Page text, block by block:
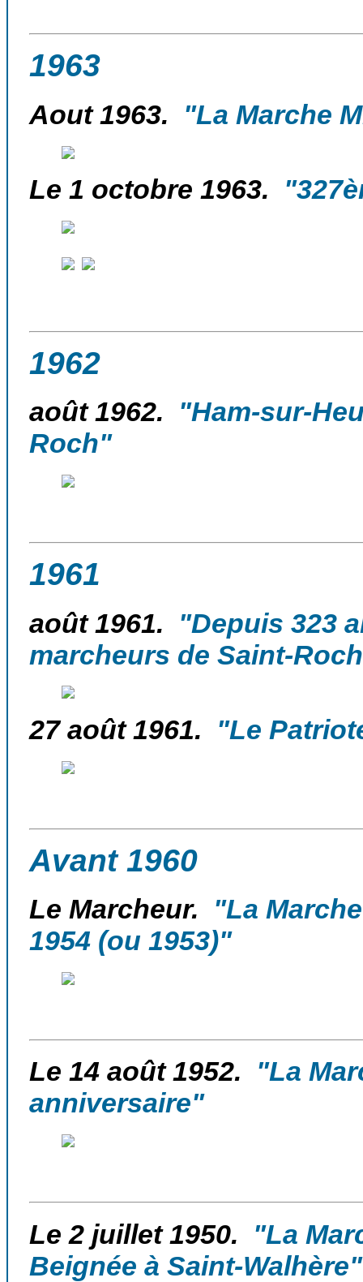
1963
Aout 1963. "La Marche
Le 1 octobre 1963.
1962
août 1962. "Ham-sur-
Roch"
1961
août 1961. "Depuis 323
marcheurs de Saint-
27 août 1961. "Le
Avant 1960
Le Marcheur. "La
1954 (ou 1953)"
Le 14 août 1952. "La
anniversaire"
Le 2 juillet 1950. "La
Beignée à Saint-Walhère"